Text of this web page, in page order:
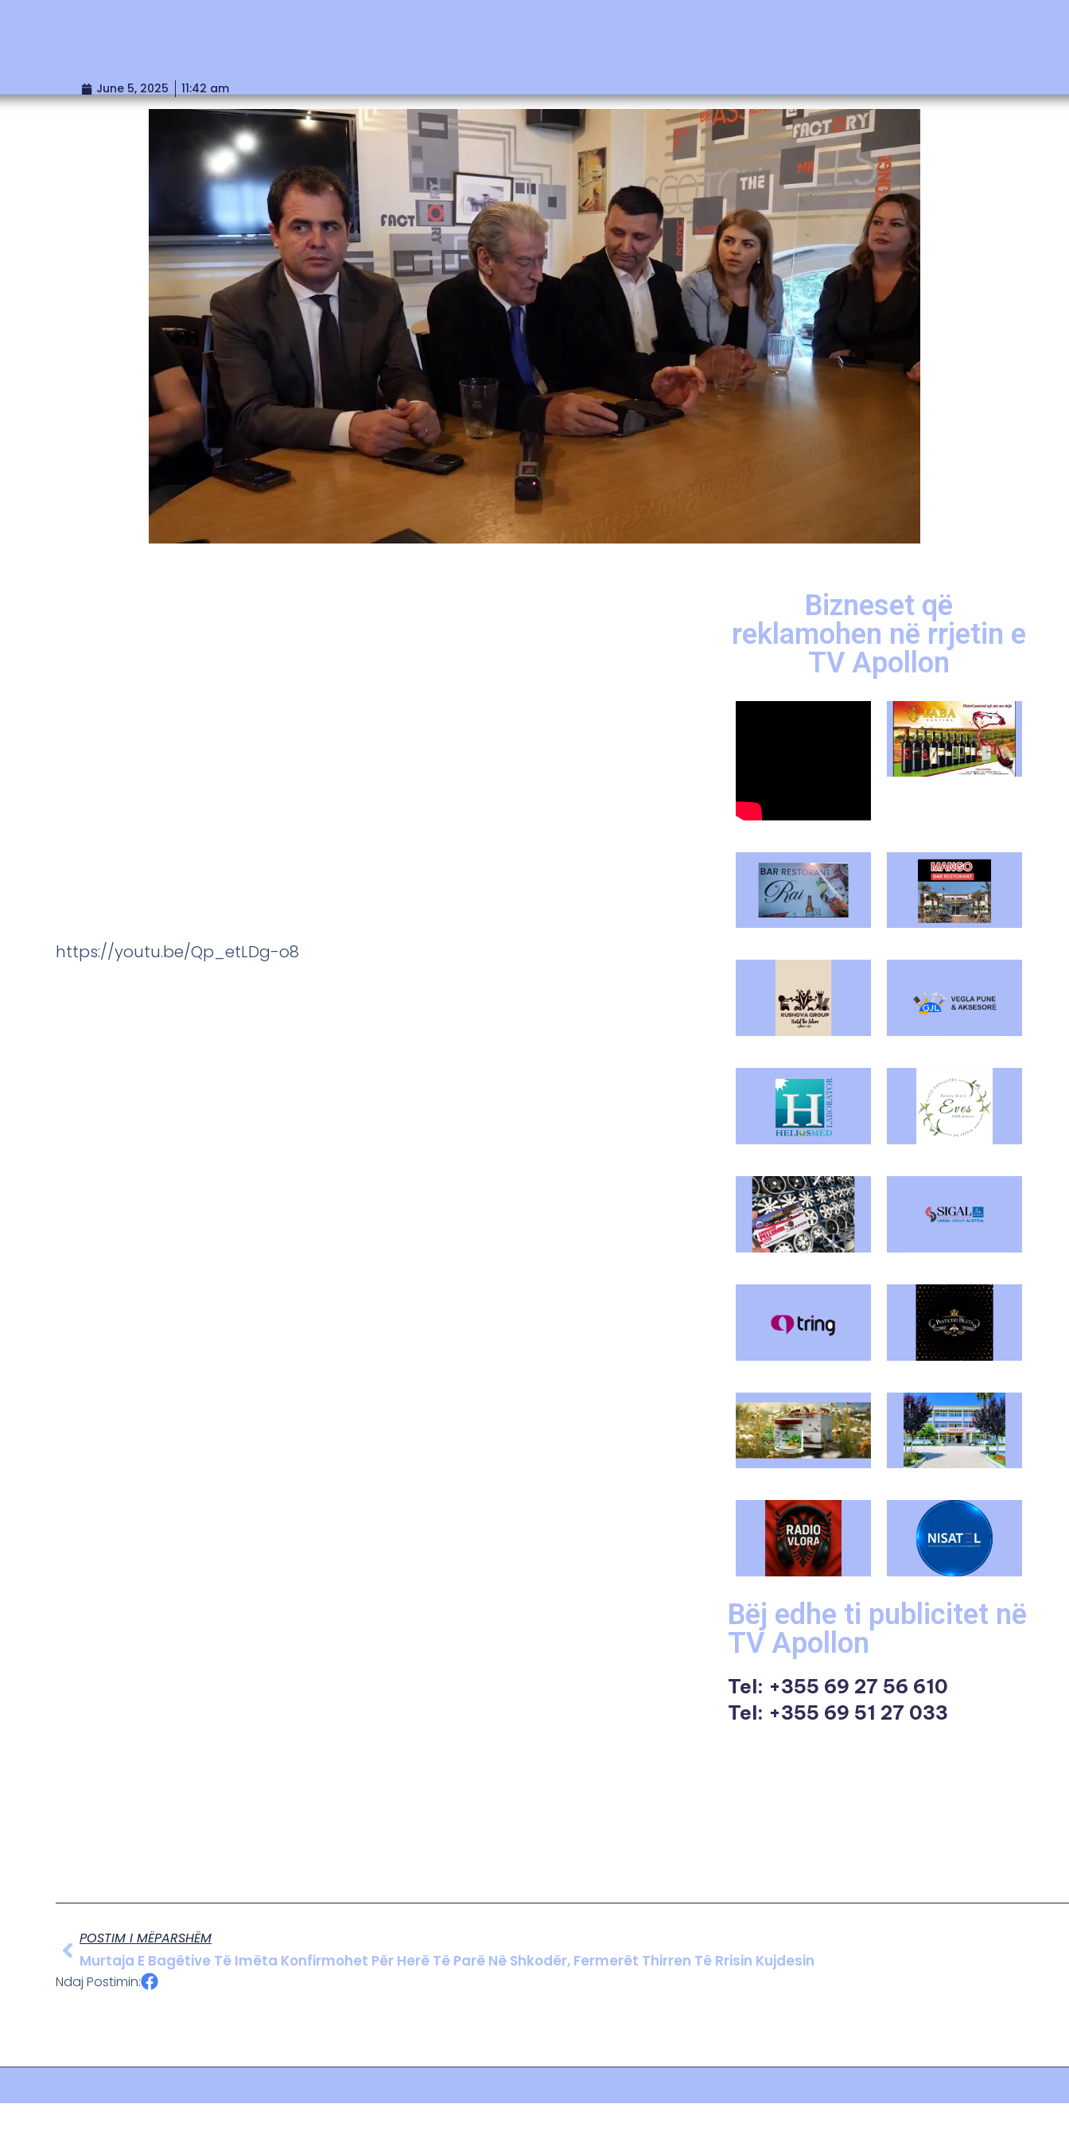
June 5, 2025 11:42 am
https://youtu.be/Qp_etLDg-o8
Bizneset që
reklamohen në rrjetin e
TV Apollon
Bëj edhe ti publicitet në
TV Apollon
Tel: +355 69 27 56 610
Tel: +355 69 51 27 033
POSTIM I MËPARSHËM
Murtaja E Bagëtive Të Imëta Konfirmohet Për Herë Të Parë Në Shkodër, Fermerët Thirren Të Rrisin Kujdesin
Ndaj Postimin: